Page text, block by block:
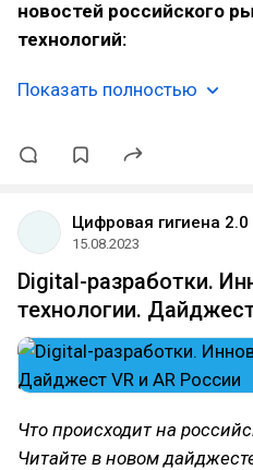
новостей российского
технологий:
Показать полностью
Цифровая гигиена 2.0
15.08.2023
Digital-разработки.
технологии.
Что происходит на
Читайте в новом